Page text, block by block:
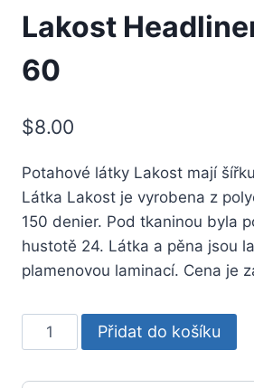
Lakost
60
$8.00
Potahové látky Lakost mají
Látka Lakost je vyrobena z
150 denier. Pod tkaninou byla
hustotě 24. Látka a pěna jsou
plamenovou laminací. Cena je
Lakost
Headliner
Přidat do košíku